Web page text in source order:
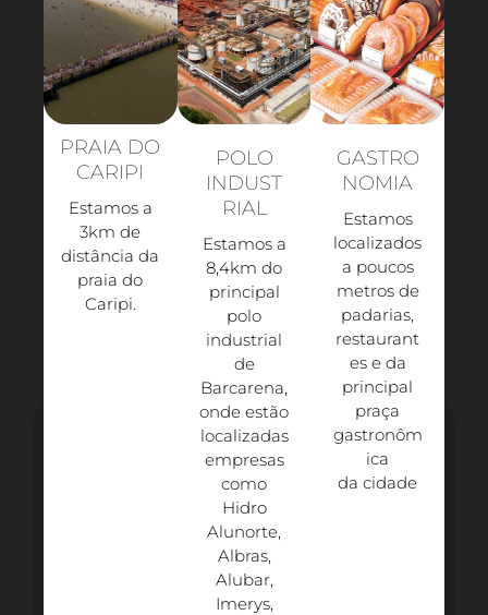
PRAIA DO
CARIPI
Estamos a
3km de
distância da
praia do
Caripi.​
POLO
INDUST
RIAL
Estamos a
8,4km do
principal
polo
industrial
de
Barcarena,
onde estão
localizadas
empresas
como
Hidro
Alunorte,
Albras,
Alubar,
Imerys,
GASTRO
NOMIA
Estamos
localizados
a poucos
metros de
padarias,
restaurant
es e da
principal
praça
gastronôm
ica
da cidade